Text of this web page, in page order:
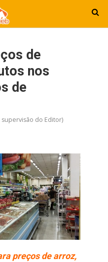
de
nos
de
do Editor)
preços de arroz,